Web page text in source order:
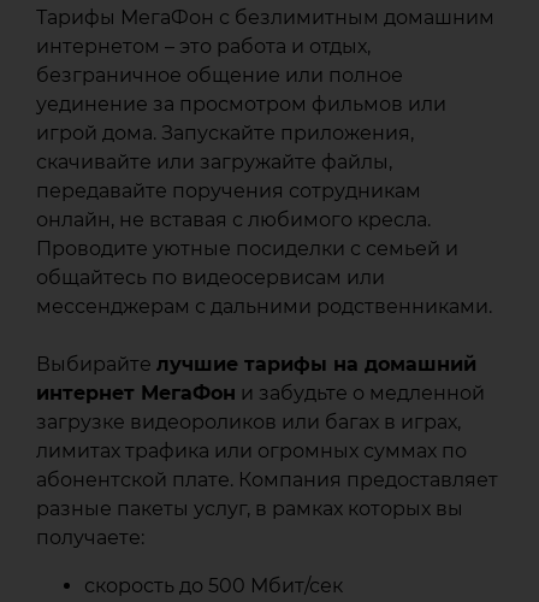
интернет
от
МегаФон
Тарифы МегаФон с безлимитным домашним
интернетом – это работа и отдых,
безграничное общение или полное
уединение за просмотром фильмов или
игрой дома. Запускайте приложения,
скачивайте или загружайте файлы,
передавайте поручения сотрудникам
онлайн, не вставая с любимого кресла.
Проводите уютные посиделки с семьей и
общайтесь по видеосервисам или
мессенджерам с дальними родственниками.
Выбирайте лучшие тарифы на домашний
интернет МегаФон и забудьте о медленной
загрузке видеороликов или багах в играх,
лимитах трафика или огромных суммах по
абонентской плате. Компания предоставляет
разные пакеты услуг, в рамках которых вы
получаете:
скорость до 500 Мбит/сек